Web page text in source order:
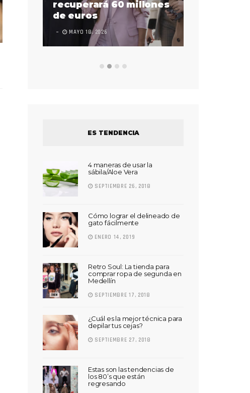
recuperará 60 millones
de euros
MAYO 18, 2026
ES TENDENCIA
4 maneras de usar la
sábila/Aloe Vera
SEPTIEMBRE 26, 2018
Cómo lograr el delineado de
gato fácilmente
ENERO 14, 2019
Retro Soul: La tienda para
comprar ropa de segunda en
Medellín
SEPTIEMBRE 17, 2018
¿Cuál es la mejor técnica para
depilar tus cejas?
SEPTIEMBRE 27, 2018
Estas son las tendencias de
los 80’s que están
regresando